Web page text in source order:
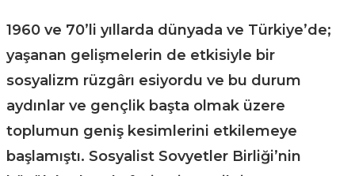
1960 ve 70’li yıllarda dünyada ve Türkiye’de;
yaşanan gelişmelerin de etkisiyle bir
sosyalizm rüzgârı esiyordu ve bu durum
aydınlar ve gençlik başta olmak üzere
toplumun geniş kesimlerini etkilemeye
başlamıştı. Sosyalist Sovyetler Birliği’nin